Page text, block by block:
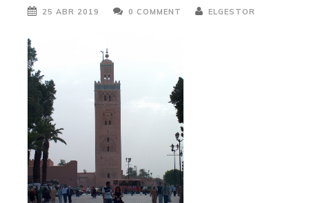
25 ABR 2019 0 COMMENT ELGESTOR